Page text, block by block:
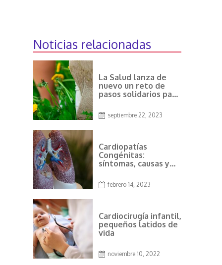
Noticias relacionadas
La Salud lanza de
nuevo un reto de
pasos solidarios para
Mundial del Corazón
septiembre 22, 2023
Cardiopatías
Congénitas:
síntomas, causas y
febrero 14, 2023
Cardiocirugía infantil,
pequeños latidos de
vida
noviembre 10, 2022